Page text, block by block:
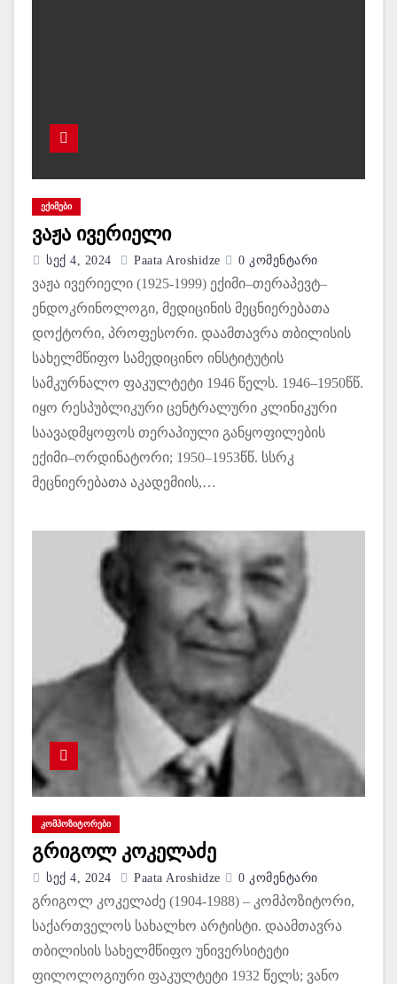
ᲔᲥᲘᲛᲔᲑᲘ
ვაჟა ივერიელი
Სექ 4, 2024 Paata Aroshidze 0 Კომენტარი
ვაჟა ივერიელი (1925-1999) ექიმი–თერაპევტ–
ენდოკრინოლოგი, მედიცინის მეცნიერებათა
დოქტორი, პროფესორი. დაამთავრა თბილისის
სახელმწიფო სამედიცინო ინსტიტუტის
სამკურნალო ფაკულტეტი 1946 წელს. 1946–1950წწ.
იყო რესპუბლიკური ცენტრალური კლინიკური
საავადმყოფოს თერაპიული განყოფილების
ექიმი–ორდინატორი; 1950–1953წწ. სსრკ
მეცნიერებათა აკადემიის,…
ᲙᲝᲛᲞᲝᲖᲘᲢᲝᲠᲔᲑᲘ
გრიგოლ კოკელაძე
Სექ 4, 2024 Paata Aroshidze 0 Კომენტარი
გრიგოლ კოკელაძე (1904-1988) – კომპოზიტორი,
საქართველოს სახალხო არტისტი. დაამთავრა
თბილისის სახელმწიფო უნივერსიტეტი
ფილოლოგიური ფაკულტეტი 1932 წელს; ვანო